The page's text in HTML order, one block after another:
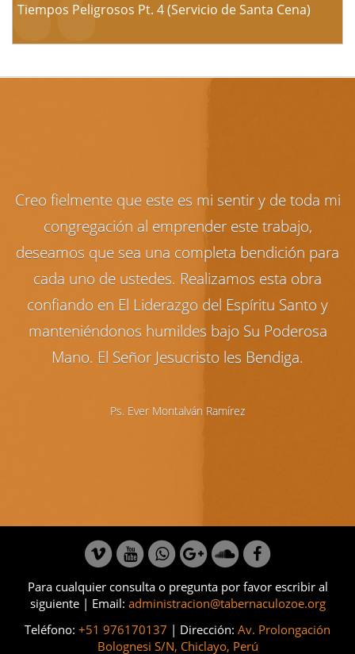
Tiempos Peligrosos Pt. 4 (Servicio de Santa Cena)
Creo fielmente que este es mi sentir y de toda mi
congregación al emprender este trabajo,
deseamos que sea una completa bendición para
cada uno de ustedes. Realizamos esta obra
confiando en El Liderazgo del Espíritu Santo y
manteniéndonos humildes bajo Su Poderosa
Mano. El Señor Jesucristo les Bendiga.
Ps. Ever Montalván Ramírez
Para cualquier consulta o pregunta por favor escribir al
siguiente | Email: administracion@tabernaculozoe.org
Teléfono: +51 976170137 | Dirección: Av. Prolongación
Bolognesi S/N, Chiclayo, Perú